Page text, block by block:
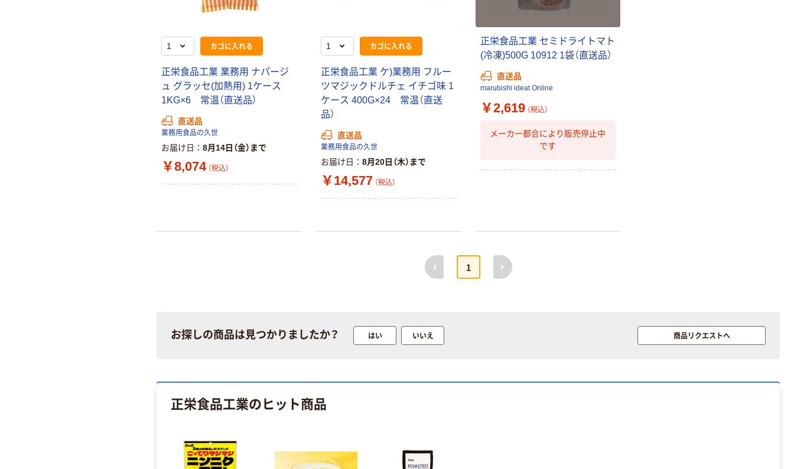
カゴに入れる
正栄食品工業 業務用 ナパージ
ュ グラッセ(加熱用) 1ケース
1KG×6 常温（直送品）
直送品
業務用食品の久世
お届け日 8月14日（金）まで
￥8,074 （税込）
カゴに入れる
正栄食品工業 ケ)業務用 フルー
ツマジックドルチェ イチゴ味 1
ケース 400G×24 常温（直送
品）
直送品
業務用食品の久世
お届け日 8月20日（木）まで
￥14,577 （税込）
正栄食品工業 セミドライトマト
(冷凍)500G 10912 1袋（直送品）
直送品
marubishi ideat Online
￥2,619 （税込）
メーカー都合により販売停止中
です
前へ
1
次へ
お探しの商品は見つかりましたか？ はい いいえ 商品リクエストへ
正栄食品工業のヒット商品